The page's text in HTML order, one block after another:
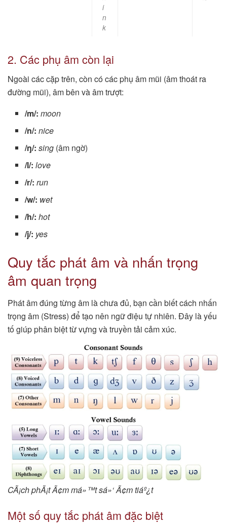
i
n
k
2. Các phụ âm còn lại
Ngoài các cặp trên, còn có các phụ âm mũi (âm thoát ra
đường mũi), âm bên và âm trượt:
/m/: moon
/n/: nice
/ŋ/: sing (âm ngờ)
/l/: love
/r/: run
/w/: wet
/h/: hot
/j/: yes
Quy tắc phát âm và nhấn trọng
âm quan trọng
Phát âm đúng từng âm là chưa đủ, bạn cần biết cách nhấn
trọng âm (Stress) để tạo nên ngữ điệu tự nhiên. Đây là yếu
tố giúp phân biệt từ vựng và truyền tải cảm xúc.
CÃ¡ch phÃ¡t Ã¢m má»™t sá»‘ Ã¢m tiáº¿t
Một số quy tắc phát âm đặc biệt